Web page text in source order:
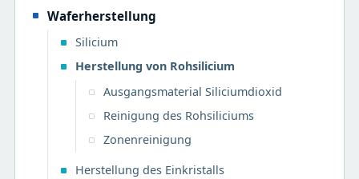
Waferherstellung
Silicium
Herstellung von Rohsilicium
Ausgangsmaterial Siliciumdioxid
Reinigung des Rohsiliciums
Zonenreinigung
Herstellung des Einkristalls